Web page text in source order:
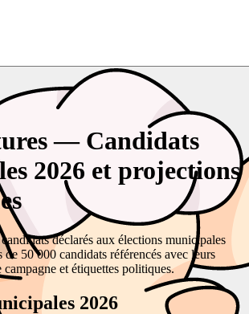
— Candidats
2026 et projections
déclarés aux élections municipales
de 50 000 candidats référencés avec leurs
campagne et étiquettes politiques.
2026